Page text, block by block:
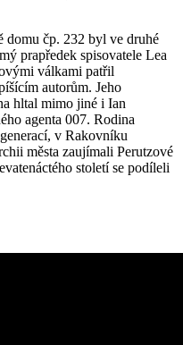
domu čp. 232 byl ve druhé
prapředek spisovatele Lea
válkami patřil
autorům. Jeho
hltal mimo jiné i Ian
agenta 007. Rodina
v Rakovníku
města zaujímali Perutzové
století se podíleli